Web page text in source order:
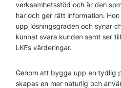
verksamhetsstöd och är den
har och ger rätt information.
upp lösningsgraden och synar
kunnat svara kunden samt ser
LKFs värderingar.
Genom att bygga upp en tydlig
skapas en mer naturlig och